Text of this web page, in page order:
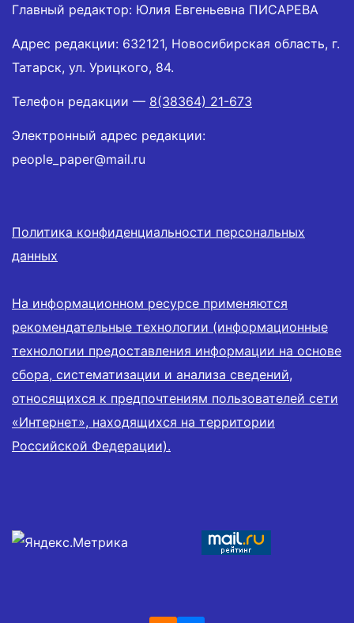
Главный редактор: Юлия Евгеньевна ПИСАРЕВА
Адрес редакции: 632121, Новосибирская область, г.
Татарск, ул. Урицкого, 84.
Телефон редакции — 8(38364) 21-673
Электронный адрес редакции:
people_paper@mail.ru
Политика конфиденциальности персональных
данных
На информационном ресурсе применяются
рекомендательные технологии (информационные
технологии предоставления информации на основе
сбора, систематизации и анализа сведений,
относящихся к предпочтениям пользователей сети
«Интернет», находящихся на территории
Российской Федерации).